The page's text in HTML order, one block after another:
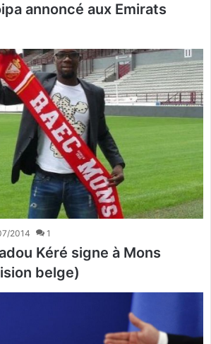
annoncé aux Emirats
2014 1
Kéré signe à Mons
belge)